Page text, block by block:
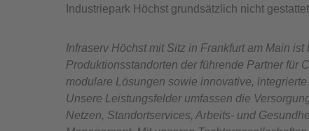
Industriepark Höchst grundsätzlich nicht
Infraserv Höchst mit Sitz in Frankfurt am Main
Produktionsstandorten der führende Partner für
modulare Lösungen sowie innovative,
Unsere Leistungsfelder umfassen die
Netzen, Standortservices, Arbeits- und